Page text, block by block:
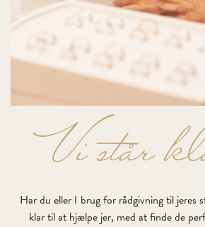
Vi står
Har du eller I brug for rådgivning til jeres
klar til at hjælpe jer, med at finde de